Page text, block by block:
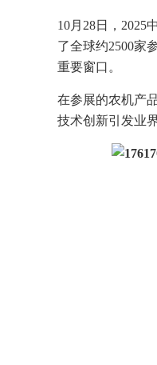
10月28日，2025
了全球约2500家
重要窗口。
在参展的农机产
技术创新引发业